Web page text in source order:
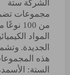
الشركة ستة
مجموعات تضم
من 100
المواد
الجديدة.
هذه
الستة: